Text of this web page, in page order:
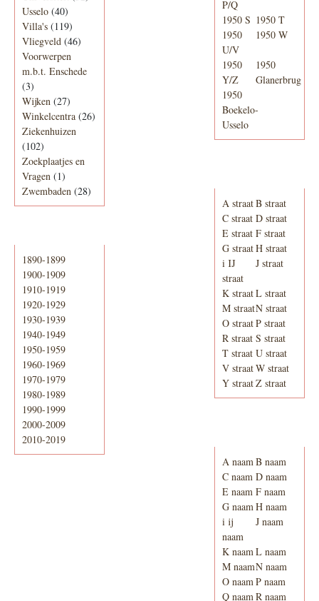
Usselo (40)
Villa's (119)
Vliegveld (46)
Voorwerpen
m.b.t. Enschede
(3)
Wijken (27)
Winkelcentra (26)
Ziekenhuizen
(102)
Zoekplaatjes en
Vragen (1)
Zwembaden (28)
1890-1899
1900-1909
1910-1919
1920-1929
1930-1939
1940-1949
1950-1959
1960-1969
1970-1979
1980-1989
1990-1999
2000-2009
2010-2019
P/Q
1950 S 1950 T
1950
U/V
1950 W
1950
Y/Z
1950
Glanerbrug
1950
Boekelo-
Usselo
A straatB straat
C straat D straat
E straat F straat
G straatH straat
i IJ
straat
J straat
K straatL straat
M straatN straat
O straatP straat
R straat S straat
T straat U straat
V straatW straat
Y straatZ straat
A naamB naam
C naam D naam
E naam F naam
G naamH naam
i ij
naam
J naam
K naamL naam
M naamN naam
O naamP naam
Q naamR naam